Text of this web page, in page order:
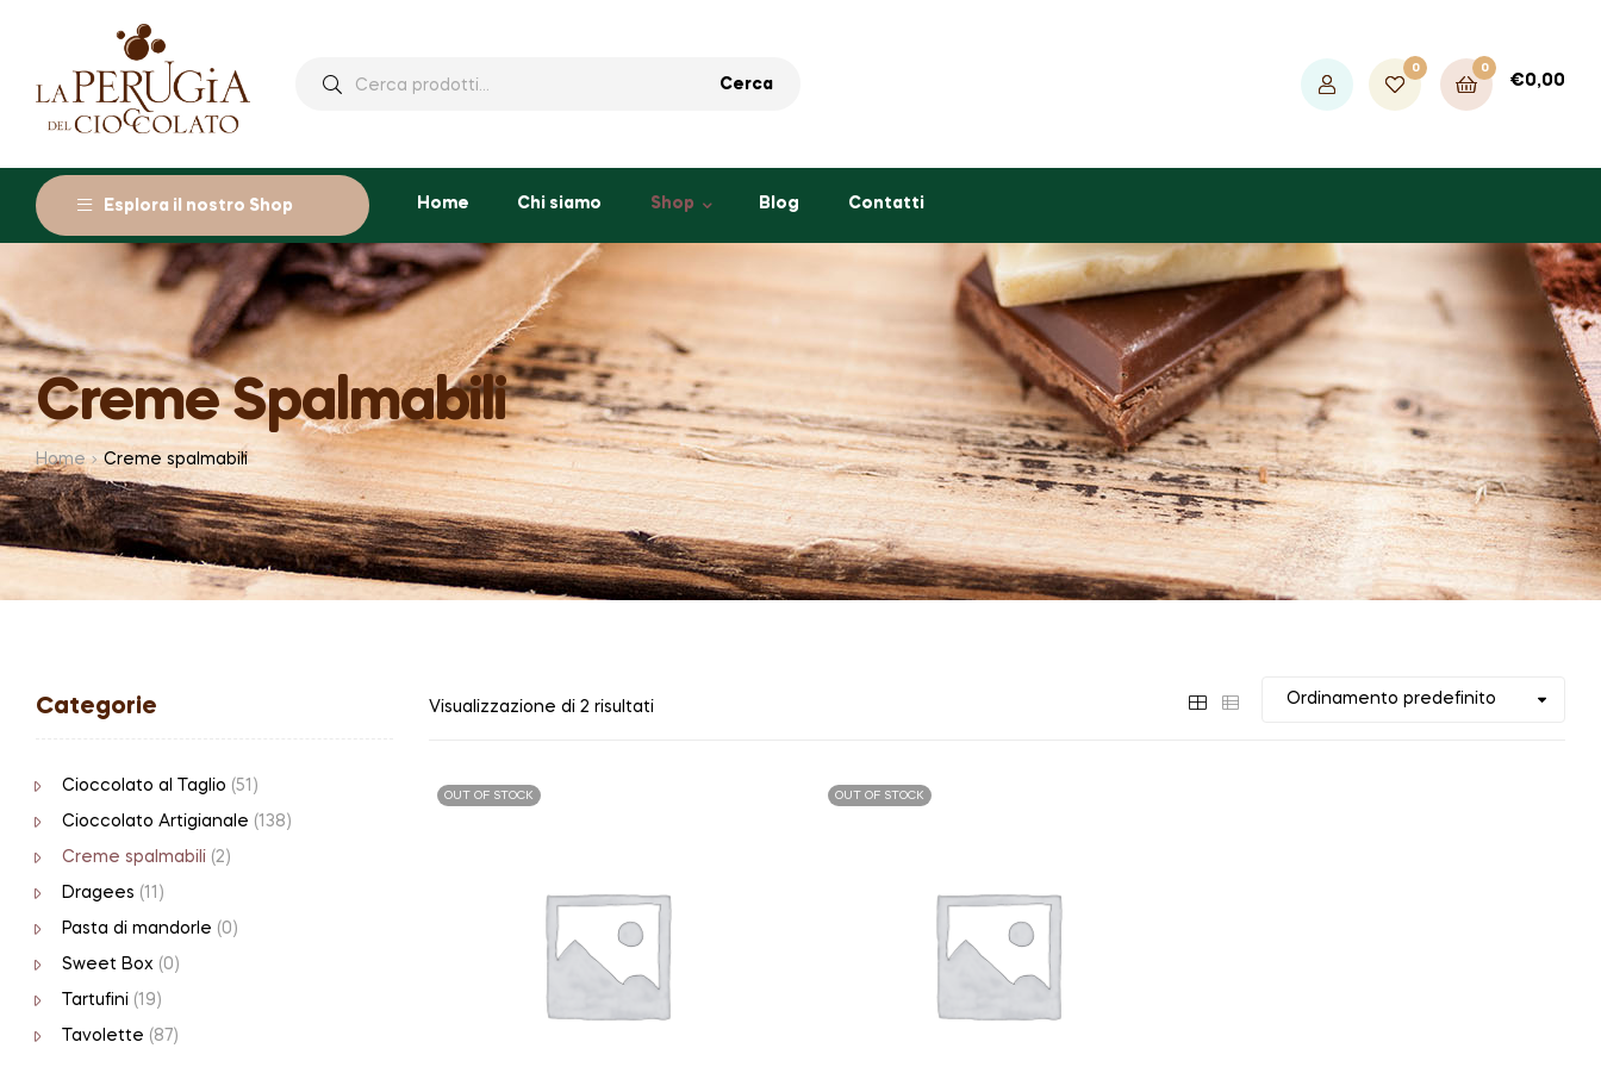
Cerca
0 0
€0,00
Esplora il nostro Shop Home Chi siamo Shop Blog Contatti
Creme Spalmabili
Home Creme spalmabili
Visualizzazione di 2 risultati
OUT OF STOCK OUT OF STOCK
Categorie
Cioccolato al Taglio (51)
Cioccolato Artigianale (138)
Creme spalmabili (2)
Dragees (11)
Pasta di mandorle (0)
Sweet Box (0)
Tartufini (19)
Tavolette (87)